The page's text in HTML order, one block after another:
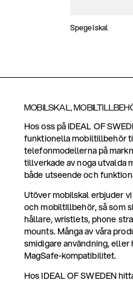
Spegelskal
MOBILSKAL,
Hos oss på IDEAL OF
funktionella mobiltillbehör
telefonmodellerna på
tillverkade av noga utvalda
både utseende och
Utöver mobilskal erbjuder
och mobiltillbehör, så som
hållare, wristlets, phone
mounts. Många av våra
smidigare användning, eller
MagSafe-kompatibilitet.
Hos IDEAL OF SWEDEN